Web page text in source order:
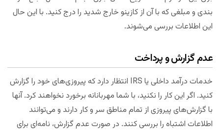
بندی و مبلغی که با آن از کازینو خارج شدید را درج کنید. با این حال
این اطلاعات بررسی می‌شوند.
عدم گزارش و پرداخت
خدمات درآمد داخلی یا IRS انتظار دارد که پیروزی‌های خود را گزارش
کنید. اگر این کار را نکنید، با شما مهربانانه برخورد نخواهند کرد. آنها
با گزارش‌های پیروزی از تمام مناطق سر و کار دارند و می‌توانند
اطلاعات اشتباه را بررسی کنند. در صورت عدم گزارش‌، نامه‌ای برای